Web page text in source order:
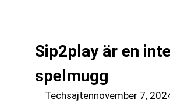
Sip2play är en
spelmugg
Techsajtennovember 7,